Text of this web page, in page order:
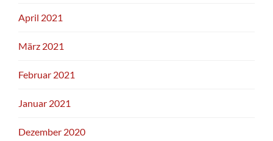
April 2021
März 2021
Februar 2021
Januar 2021
Dezember 2020